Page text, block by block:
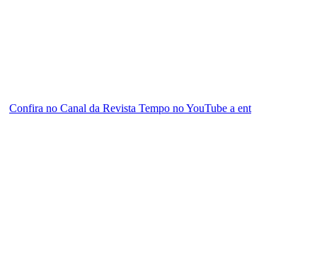
Confira no Canal da Revista Tempo no YouTube a ent